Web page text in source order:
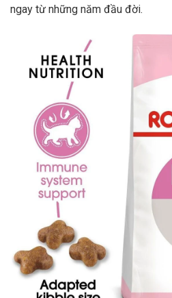
ngay từ những năm đầu đời.